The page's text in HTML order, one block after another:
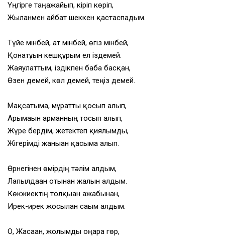
Үңгірге таңғажайып, кіріп көріп,
Жыланмен айбат шеккен қастаспадым.
Түйе мінбей, ат мінбей, өгіз мінбей,
Қонатұғын кешқұрым ел іздемей.
Жаяулаттым, іздікпен баба басқан,
Өзен демей, көл демей, теңіз демей.
Мақсатыма, мұратты қосып алып,
Арғымағын арманның тосып алып,
Жүре бердім, жетектеп қиялымды,
Жігерімді жаныған қасыма алып.
Өрнегінен өмірдің тәлім алдым,
Лапылдаған отынан жалын алдым.
Көкжиектің толқыған ғажабынан,
Ирек-ирек жосылған сағым алдым.
О, Жасаған, жолымды оңғара гөр,